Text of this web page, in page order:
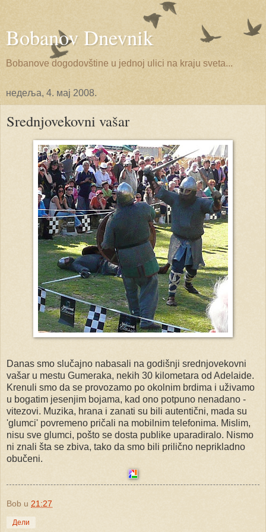
Bobanov Dnevnik
Bobanove dogodovštine u jednoj ulici na kraju sveta...
недеља, 4. мај 2008.
Srednjovekovni vašar
Danas smo slučajno nabasali na godišnji srednjovekovni
vašar u mestu Gumeraka, nekih 30 kilometara od Adelaide.
Krenuli smo da se provozamo po okolnim brdima i uživamo
u bogatim jesenjim bojama, kad ono potpuno nenadano -
vitezovi. Muzika, hrana i zanati su bili autentični, mada su
'glumci' povremeno pričali na mobilnim telefonima. Mislim,
nisu sve glumci, pošto se dosta publike uparadiralo. Nismo
ni znali šta se zbiva, tako da smo bili prilično neprikladno
obučeni.
Bob u 21:27
Дели